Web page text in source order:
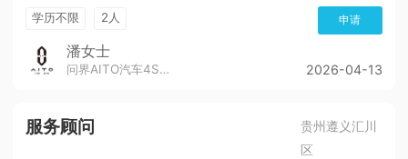
学历不限 2人 申请
潘女士
问界AITO汽车4S店（董公寺汽博城） 2026-04-13
服务顾问
贵州遵义汇川
区